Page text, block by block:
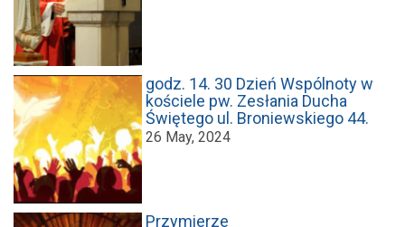
godz. 14. 30 Dzień Wspólnoty w
kościele pw. Zesłania Ducha
Świętego ul. Broniewskiego 44.
26 May, 2024
Przymierze